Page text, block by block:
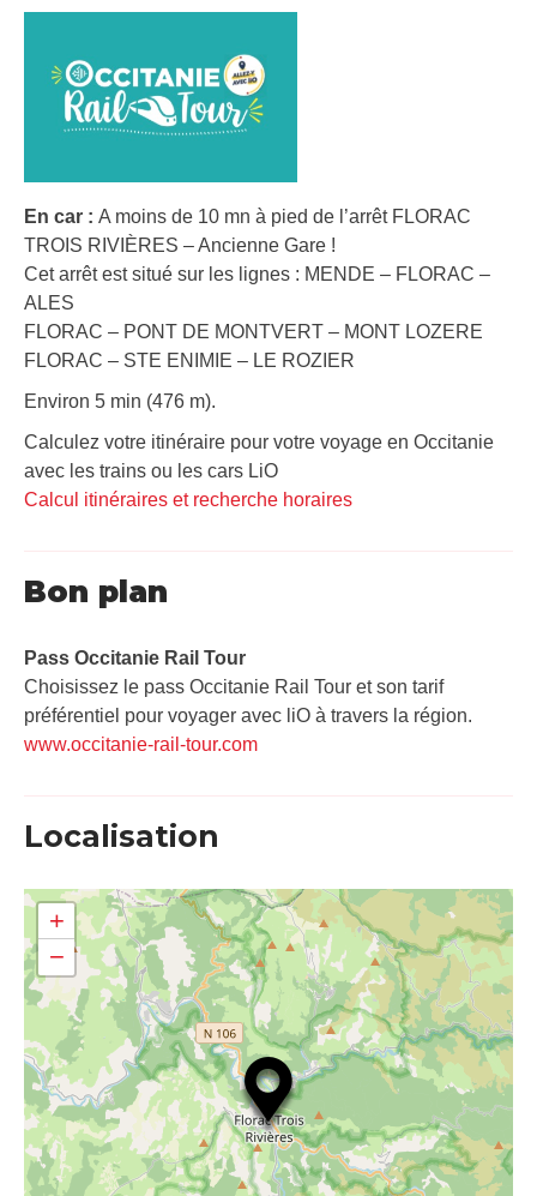
En car : A moins de 10 mn à pied de l’arrêt FLORAC
TROIS RIVIÈRES – Ancienne Gare !
Cet arrêt est situé sur les lignes : MENDE – FLORAC –
ALES
FLORAC – PONT DE MONTVERT – MONT LOZERE
FLORAC – STE ENIMIE – LE ROZIER
Environ 5 min (476 m).
Calculez votre itinéraire pour votre voyage en Occitanie
avec les trains ou les cars LiO
Calcul itinéraires et recherche horaires
Bon plan
Pass Occitanie Rail Tour​
Choisissez le pass Occitanie Rail Tour et son tarif
préférentiel pour voyager avec liO à travers la région.
www.occitanie-rail-tour.com
Localisation
+
−